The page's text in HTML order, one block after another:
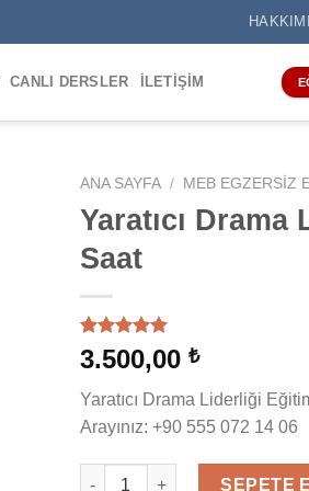
CANLI DERSLER İLETIŞIM
ANA SAYFA / MEB EGZERSIZ
Yaratıcı
Saat
9
müşteri
puanına
5 üzerinden
5.00 puan
aldı
3.500,00 ₺
Yaratıcı Drama Liderliği
Arayınız: +90 555 072 14 06
Yaratıcı Drama Liderliği
SEPETE